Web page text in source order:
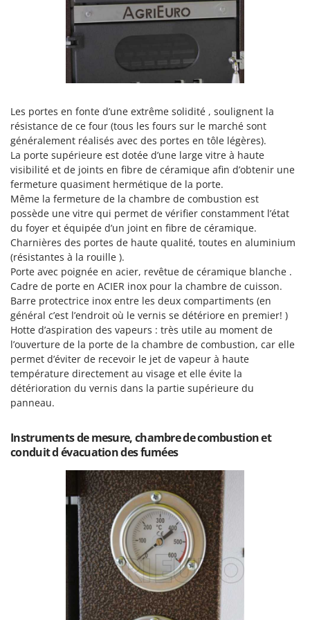
Les portes en fonte d’une extrême solidité , soulignent la
résistance de ce four (tous les fours sur le marché sont
généralement réalisés avec des portes en tôle légères).
La porte supérieure est dotée d’une large vitre à haute
visibilité et de joints en fibre de céramique afin d’obtenir une
fermeture quasiment hermétique de la porte.
Même la fermeture de la chambre de combustion est
possède une vitre qui permet de vérifier constamment l’état
du foyer et équipée d’un joint en fibre de céramique.
Charnières des portes de haute qualité, toutes en aluminium
(résistantes à la rouille ).
Porte avec poignée en acier, revêtue de céramique blanche .
Cadre de porte en ACIER inox pour la chambre de cuisson.
Barre protectrice inox entre les deux compartiments (en
général c’est l’endroit où le vernis se détériore en premier! )
Hotte d’aspiration des vapeurs : très utile au moment de
l’ouverture de la porte de la chambre de combustion, car elle
permet d’éviter de recevoir le jet de vapeur à haute
température directement au visage et elle évite la
détérioration du vernis dans la partie supérieure du
panneau.
Instruments de mesure, chambre de combustion et
conduit d évacuation des fumées